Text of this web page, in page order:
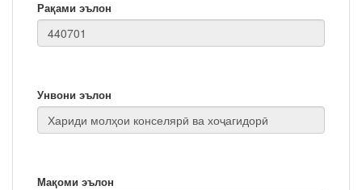
Рақами эълон
Унвони эълон
Мақоми эълон